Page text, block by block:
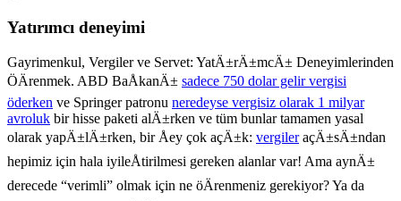
Yatırımcı deneyimi
Gayrimenkul, Vergiler ve Servet: YatÄ±rÄ±mcÄ± Deneyimlerinden
ÖÄrenmek. ABD BaÅkanÄ± sadece 750 dolar gelir vergisi
öderken ve Springer patronu neredeyse vergisiz olarak 1 milyar
avroluk bir hisse paketi alÄ±rken ve tüm bunlar tamamen yasal
olarak yapÄ±lÄ±rken, bir Åey çok açÄ±k: vergileraçÄ±sÄ±ndan
hepimiz için hala iyileÅtirilmesi gereken alanlar var! Ama aynÄ±
derecede “verimli” olmak için ne öÄrenmeniz gerekiyor? Ya da